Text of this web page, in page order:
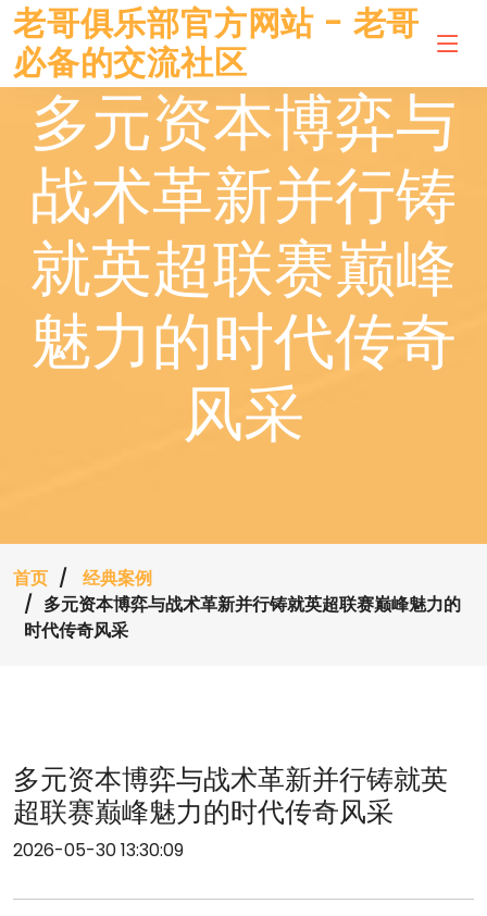
老哥俱乐部官方网站 - 老哥
必备的交流社区
多元资本博弈与
战术革新并行铸
就英超联赛巅峰
魅力的时代传奇
风采
首页
经典案例
多元资本博弈与战术革新并行铸就英超联赛巅峰魅力的
时代传奇风采
多元资本博弈与战术革新并行铸就英
超联赛巅峰魅力的时代传奇风采
2026-05-30 13:30:09